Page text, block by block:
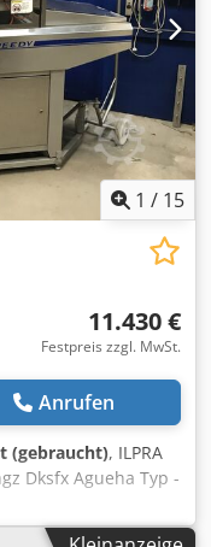
1 / 15
11.430 €
Festpreis zzgl. MwSt.
Anrufen
(gebraucht), ILPRA
Dksfx Agueha Typ -
in der
- 10,3cm x